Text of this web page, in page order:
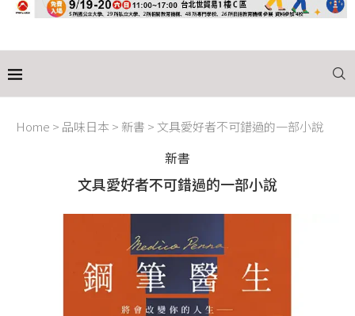
Home > 品味日本 > 新書 > 文具愛好者不可錯過的一部小說
新書
文具愛好者不可錯過的一部小說